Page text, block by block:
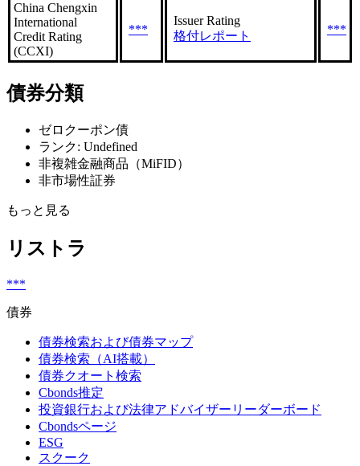
China Chengxin
International
Credit Rating
(CCXI)
***
Issuer Rating
格付レポート
***
債券分類
ゼロクーポン債
ランク: Undefined
非複雑金融商品（MiFID）
非市場性証券
もっと見る
リストラ
***
債券
債券検索および債券マップ
債券検索（AI搭載）
債券クオート検索
Cbonds推定
投資銀行および法律アドバイザーリーダーボード
Cbondsページ
ESG
スクーク